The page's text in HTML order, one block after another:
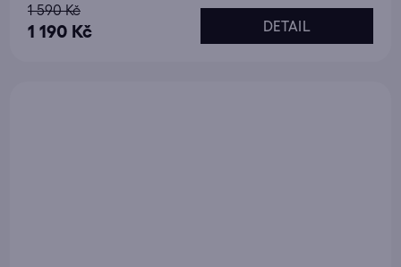
1 190 Kč
1 590 Kč
DETAIL